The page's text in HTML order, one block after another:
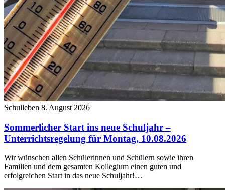
Schulleben 8. August 2026
Sommerlicher Start ins neue Schuljahr –
Unterrichtsregelung für Montag, 10.08.2026
Wir wünschen allen Schülerinnen und Schülern sowie ihren
Familien und dem gesamten Kollegium einen guten und
erfolgreichen Start in das neue Schuljahr!…